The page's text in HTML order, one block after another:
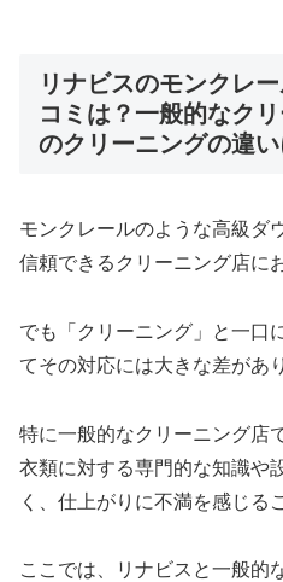
リナビスのモンクレ
コミは？一般的なク
のクリーニングの違
モンクレールのような高級ダ
信頼できるクリーニング店に
でも「クリーニング」と一口
てその対応には大きな差があ
特に一般的なクリーニング店
衣類に対する専門的な知識や
く、仕上がりに不満を感じる
ここでは、リナビスと一般的